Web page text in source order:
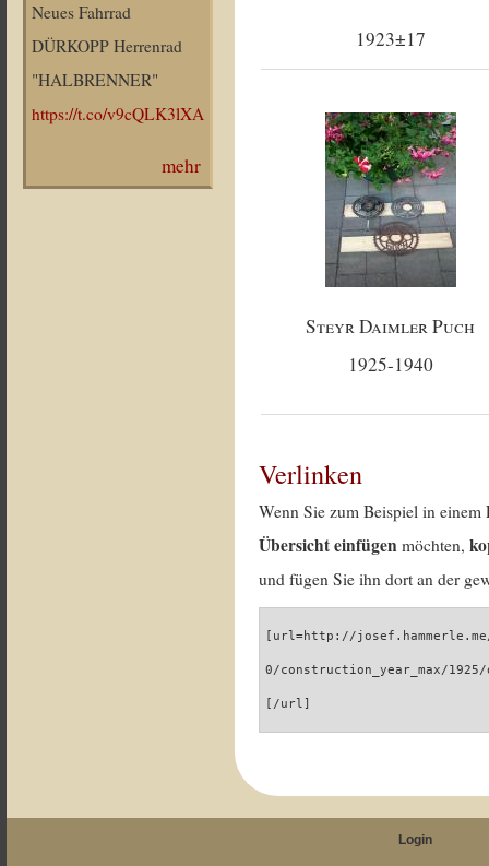
Neues Fahrrad
DÜRKOPP Herrenrad
"HALBRENNER"
https://t.co/v9cQLK3lXA
mehr
1923±17
Steyr Daimler Puch
1925-1940
Verlinken
Wenn Sie zum Beispiel in
Übersicht einfügen möchten,
und fügen Sie ihn dort an der
[url=http://
0/construction_year_max/
[/url]
Login